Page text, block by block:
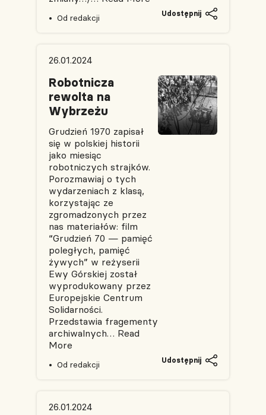
Od redakcji Udostępnij
26.01.2024
Robotnicza
rewolta na
Wybrzeżu
Grudzień 1970 zapisał
się w polskiej historii
jako miesiąc
robotniczych strajków.
Porozmawiaj o tych
wydarzeniach z klasą,
korzystając ze
zgromadzonych przez
nas materiałów: film
“Grudzień 70 — pamięć
poległych, pamięć
żywych” w reżyserii
Ewy Górskiej został
wyprodukowany przez
Europejskie Centrum
Solidarności.
Przedstawia fragementy
archiwalnych… Read
More
Od redakcji Udostępnij
26.01.2024